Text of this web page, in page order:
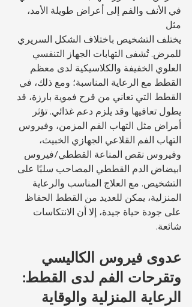
في الأنف والفم إلى أعراض طويلة الأمد،
مثل
يختلف التشخيص باختلاف الشكل السريري
للمرض. تُشفى التهابات الجهاز التنفسي
العلوي الخفيفة والكلاسيكية لدى معظم
القطط مع الرعاية المناسبة؛ ومع ذلك، في
القطط التي تعاني من قرح فموية بارزة، قد
يطول تعافيها وقد يلزم دعم غذائي. تؤثر
أمراض مثل التهاب الفم المزمن، وفيروس
التهاب الفم القلاعي الجهازي الخبيث،
وفيروس نقص المناعة القططي/فيروس
ابيضاض الدم القططي المصاحب سلبًا على
التشخيص. مع العلاج المناسب والرعاية
المنزلية، يمكن للعديد من القطط الحفاظ
على جودة حياة جيدة، إلا أن الانتكاسات
شائعة.
عدوى فيروس الكاليسي
وتقرحات الفم لدى القطط:
الرعاية المنزلية والوقاية